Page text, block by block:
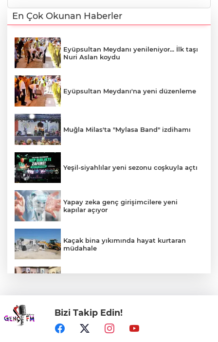
En Çok Okunan Haberler
Eyüpsultan Meydanı yenileniyor... İlk taşı
Nuri Aslan koydu
Eyüpsultan Meydanı'na yeni düzenleme
Muğla Milas'ta "Mylasa Band" izdihamı
Yeşil-siyahlılar yeni sezonu coşkuyla açtı
Yapay zeka genç girişimcilere yeni
kapılar açıyor
Kaçak bina yıkımında hayat kurtaran
müdahale
Kütahya'da Geleneksel Müderris
Mahallesi Şenliği coşkusu
Bizi Takip Edin!